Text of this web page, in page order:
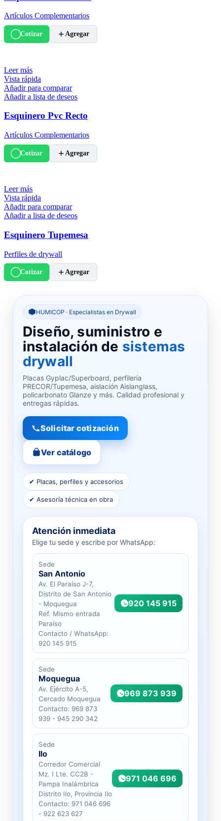
Artículos Complementarios
Cotizar Agregar
Leer más
Vista rápida
Añadir para comparar
Añadir a lista de deseos
Esquinero Pvc Recto
Artículos Complementarios
Cotizar Agregar
Leer más
Vista rápida
Añadir para comparar
Añadir a lista de deseos
Esquinero Tupemesa
Perfiles de drywall
Cotizar Agregar
HUMICOP · Especialistas en Drywall
Diseño, suministro e
instalación de sistemas
drywall
Placas Gyplac/Superboard, perfilería
PRECOR/Tupemesa, aislación Aislanglass,
policarbonato Glanze y más. Calidad profesional y
entregas rápidas.
Solicitar cotización
Ver catálogo
✔ Placas, perfiles y accesorios
✔ Asesoría técnica en obra
Atención inmediata
Elige tu sede y escribe por WhatsApp:
Sede
San Antonio
Av. El Paraíso J-7,
Distrito de San Antonio
- Moquegua
Ref. Mismo entrada
Paraíso
Contacto / WhatsApp:
920 145 915
920 145 915
Sede
Moquegua
Av. Ejército A-5,
Cercado Moquegua
Contacto: 969 873
939 - 945 290 342
969 873 939
Sede
Ilo
Corredor Comercial
Mz. I Lte. CC2B -
Pampa Inalámbrica
Distrito Ilo, Provincia Ilo
Contacto: 971 046 696
- 922 623 627
971 046 696